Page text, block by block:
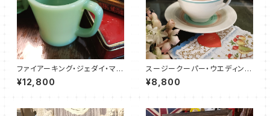
ファイアーキング・ジェダイ・マグ
カップ（FKJD0003）
¥12,800
スージークーパー・ウエディング
リング・C&S（SCWR0073）
¥8,800